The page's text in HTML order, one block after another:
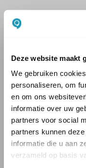
Deze website maakt
We gebruiken
personaliseren, om
en om ons
informatie over uw
partners voor social
partners kunnen
informatie die u aan
verzameld op basis